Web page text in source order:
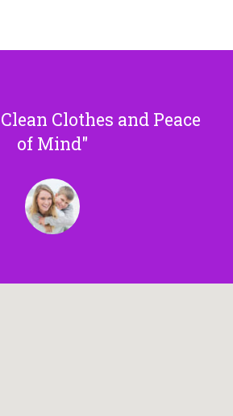
Clothes and Peace
of Mind